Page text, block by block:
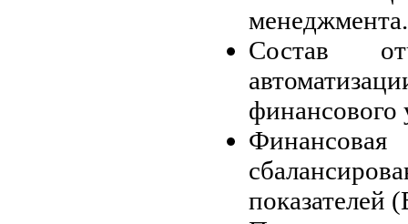
менеджмента.
Состав
финансового
показателей